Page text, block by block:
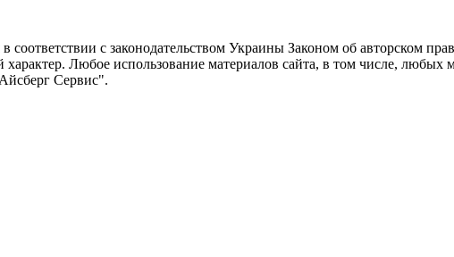
соответствии с законодательством Украины Законом об авторском
Любое использование материалов сайта, в том числе, любых
Сервис".